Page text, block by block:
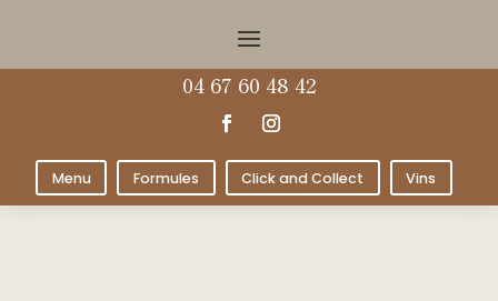
04 67 60 48 42
Menu Formules Click and Collect Vins